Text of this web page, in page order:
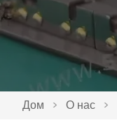
Дом > О нас >